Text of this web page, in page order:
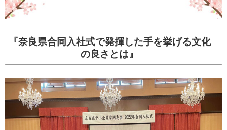
『奈良県合同入社式で発揮した手を挙げる文化
の良さとは』